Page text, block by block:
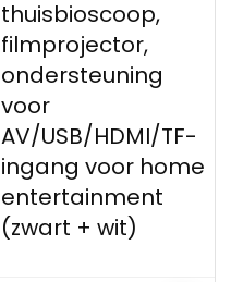
thuisbioscoop,
filmprojector,
ondersteuning
voor
AV/USB/HDMI/TF-
ingang voor home
entertainment
(zwart + wit)